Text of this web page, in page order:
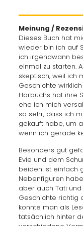
Meinung /
Dieses Buch hat
wieder bin ich auf
ich irgendwann
einmal zu starten.
skeptisch, weil ich
Geschichte
Hörbuchs hat ihre
ehe ich mich
so sehr, dass ich
gekauft habe, um
wenn ich gerade
Besonders gut
Evie und dem
beiden ist einfach
Nebenfiguren
aber auch Tati
Geschichte richtig
konnte man als
tatsächlich hinter